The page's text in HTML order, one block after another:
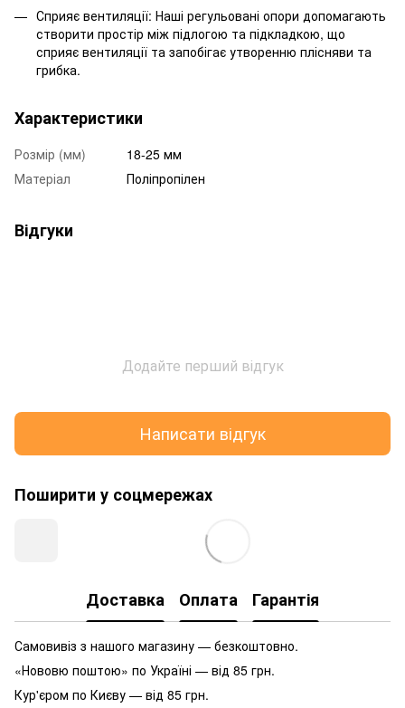
Сприяє вентиляції: Наші регульовані опори допомагають
створити простір між підлогою та підкладкою, що
сприяє вентиляції та запобігає утворенню плісняви ​​та
грибка.
Характеристики
Розмір (мм)
18-25 мм
Матеріал
Поліпропілен
Відгуки
Додайте перший відгук
Написати відгук
Поширити у соцмережах
Доставка Оплата Гарантія
Самовивіз з нашого магазину — безкоштовно.
«Нововю поштою» по Україні — від 85 грн.
Кур'єром по Києву — від 85 грн.